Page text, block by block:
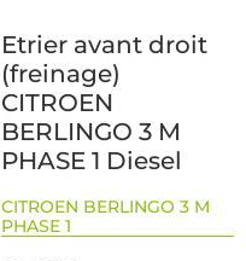
Etrier avant droit
(freinage)
CITROEN
BERLINGO 3 M
PHASE 1 Diesel
CITROEN BERLINGO 3 M
PHASE 1